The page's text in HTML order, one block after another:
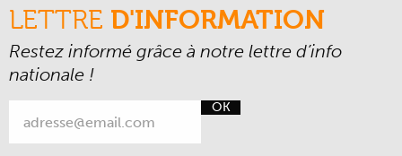
LETTRE D'INFORMATION
Restez informé grâce à notre lettre d’info
nationale !
OK